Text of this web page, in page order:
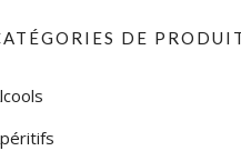
CALABRIA
CAMPAGNIA
DE